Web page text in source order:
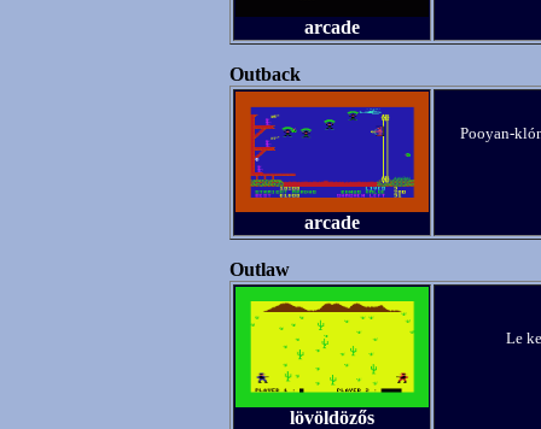
arcade
Outback
arcade
Pooyan-
Outlaw
lövöldözős
Le